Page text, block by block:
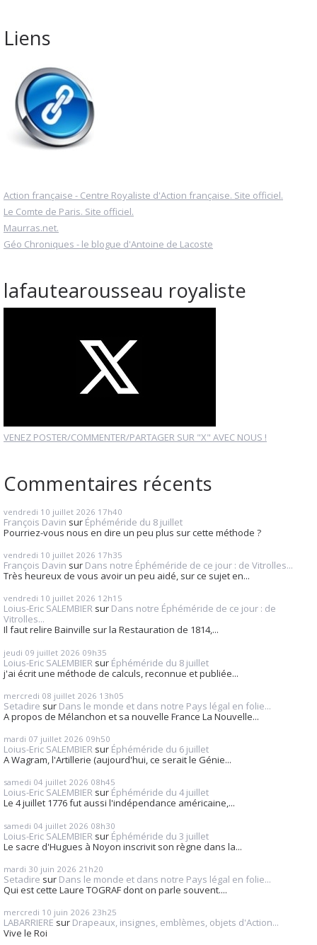
Liens
Action française - Centre Royaliste d'Action française. Site officiel.
Le Comte de Paris. Site officiel.
Maurras.net.
Géo Chroniques - le blogue d'Antoine de Lacoste
lafautearousseau royaliste
VENEZ POSTER/COMMENTER/PARTAGER SUR "X" AVEC NOUS !
Commentaires récents
vendredi 10 juillet 2026 17h40
François Davin sur Éphéméride du 8 juillet
Pourriez-vous nous en dire un peu plus sur cette méthode ?
vendredi 10 juillet 2026 17h35
François Davin sur Dans notre Éphéméride de ce jour : de Vitrolles...
Très heureux de vous avoir un peu aidé, sur ce sujet en...
vendredi 10 juillet 2026 12h15
Loius-Eric SALEMBIER sur Dans notre Éphéméride de ce jour : de
Vitrolles...
Il faut relire Bainville sur la Restauration de 1814,...
jeudi 09 juillet 2026 09h35
Loius-Eric SALEMBIER sur Éphéméride du 8 juillet
j'ai écrit une méthode de calculs, reconnue et publiée...
mercredi 08 juillet 2026 13h05
Setadire sur Dans le monde et dans notre Pays légal en folie...
A propos de Mélanchon et sa nouvelle France La Nouvelle...
mardi 07 juillet 2026 09h50
Loius-Eric SALEMBIER sur Éphéméride du 6 juillet
A Wagram, l'Artillerie (aujourd'hui, ce serait le Génie...
samedi 04 juillet 2026 08h45
Loius-Eric SALEMBIER sur Éphéméride du 4 juillet
Le 4 juillet 1776 fut aussi l'indépendance américaine,...
samedi 04 juillet 2026 08h30
Loius-Eric SALEMBIER sur Éphéméride du 3 juillet
Le sacre d'Hugues à Noyon inscrivit son règne dans la...
mardi 30 juin 2026 21h20
Setadire sur Dans le monde et dans notre Pays légal en folie...
Qui est cette Laure TOGRAF dont on parle souvent....
mercredi 10 juin 2026 23h25
LABARRIERE sur Drapeaux, insignes, emblèmes, objets d'Action...
Vive le Roi